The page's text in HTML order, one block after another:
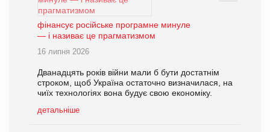
фінансує російське програмне минуле
— і називає це прагматизмом
16 липня 2026
Дванадцять років війни мали б бути достатнім
строком, щоб Україна остаточно визначилася, на
чиїх технологіях вона будує свою економіку.
детальніше